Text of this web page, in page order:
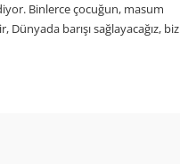
Binlerce çocuğun, masum
barışı sağlayacağız, biz